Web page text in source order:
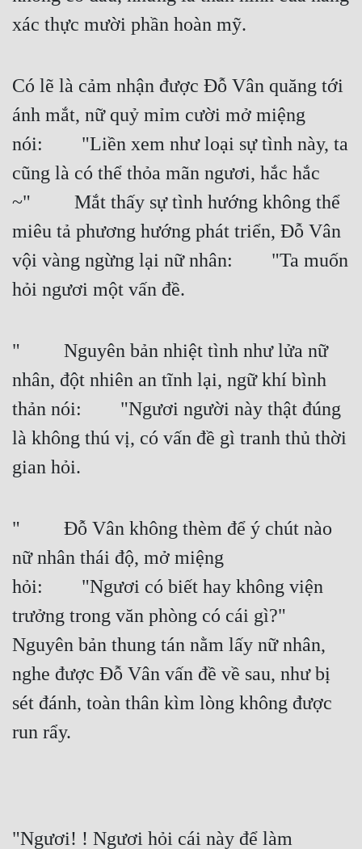
Đẹp
Tính Cách Nhân Vật :
Cơ Trí
Sát Phạt Quyết Đoán
Vô Sỉ
Điềm Đạm
xác thực mười phần hoàn mỹ.
Có lẽ là cảm nhận được Đỗ Vân quăng tới
ánh mắt, nữ quỷ mỉm cười mở miệng
nói:  "Liền xem như loại sự tình này, ta
cũng là có thể thỏa mãn ngươi, hắc hắc
~"   Mắt thấy sự tình hướng không thể
miêu tả phương hướng phát triển, Đỗ Vân
vội vàng ngừng lại nữ nhân:  "Ta muốn
hỏi ngươi một vấn đề.
"   Nguyên bản nhiệt tình như lửa nữ
nhân, đột nhiên an tĩnh lại, ngữ khí bình
thản nói:  "Ngươi người này thật đúng
là không thú vị, có vấn đề gì tranh thủ thời
gian hỏi.
"   Đỗ Vân không thèm để ý chút nào
nữ nhân thái độ, mở miệng
hỏi:  "Ngươi có biết hay không viện
trưởng trong văn phòng có cái gì?"
Nguyên bản thung tán nằm lấy nữ nhân,
nghe được Đỗ Vân vấn đề về sau, như bị
sét đánh, toàn thân kìm lòng không được
run rẩy.
"Ngươi! ! Ngươi hỏi cái này để làm